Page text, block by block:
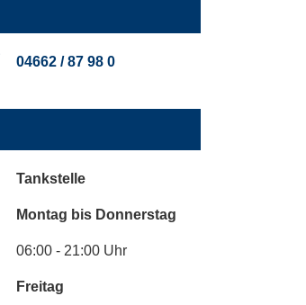
04662 / 87 98 0
Tankstelle
Montag bis Donnerstag
06:00 - 21:00 Uhr
Freitag